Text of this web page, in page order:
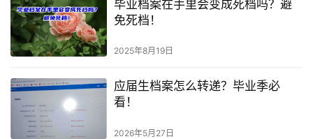
毕业档案在手里会变成死档吗？避
免死档！
2025年8月19日
应届生档案怎么转递？毕业季必
看！
2026年5月27日